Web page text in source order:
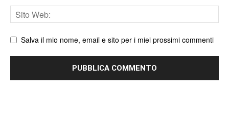
Sito
web
Salva il mio nome, email e sito per i miei prossimi commenti